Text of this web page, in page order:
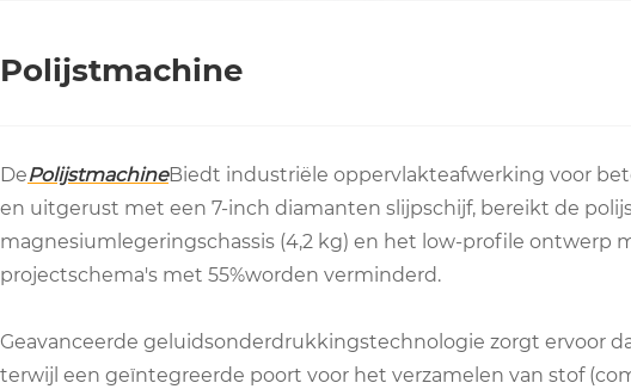
Polijstmachine
DePolijstmachineBiedt industriële oppervlakteafwerking voor
en uitgerust met een 7-inch diamanten slijpschijf, bereikt de
magnesiumlegeringschassis (4,2 kg) en het low-profile ontwerp
projectschema's met 55%worden verminderd.
Geavanceerde geluidsonderdrukkingstechnologie zorgt ervoor
terwijl een geïntegreerde poort voor het verzamelen van stof